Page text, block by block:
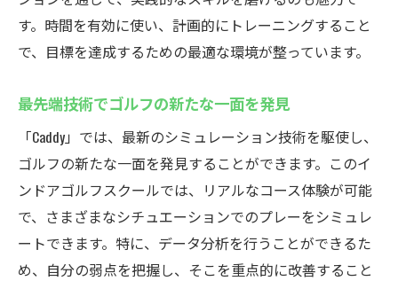
す。時間を有効に使い、計画的にトレーニングすること
で、目標を達成するための最適な環境が整っています。
最先端技術でゴルフの新たな一面を発見
「Caddy」では、最新のシミュレーション技術を駆使し、
ゴルフの新たな一面を発見することができます。このイ
ンドアゴルフスクールでは、リアルなコース体験が可能
で、さまざまなシチュエーションでのプレーをシミュレ
ートできます。特に、データ分析を行うことができるた
め、自分の弱点を把握し、そこを重点的に改善すること